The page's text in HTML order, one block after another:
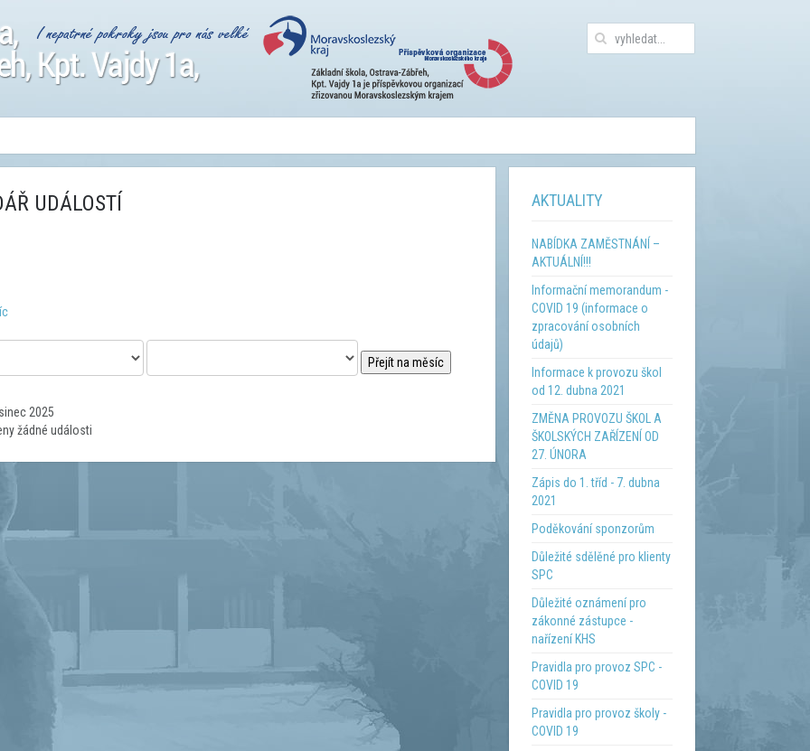
UDÁLOSTÍ
Přejít na měsíc
2025
žádné události
AKTUALITY
NABÍDKA ZAMĚSTNÁNÍ –
AKTUÁLNÍ!!!
Informační memorandum -
COVID 19 (informace o
zpracování osobních
údajů)
Informace k provozu škol
od 12. dubna 2021
ZMĚNA PROVOZU ŠKOL A
ŠKOLSKÝCH ZAŘÍZENÍ OD
27. ÚNORA
Zápis do 1. tříd - 7. dubna
2021
Poděkování sponzorům
Důležité sdělěné pro klienty
SPC
Důležité oznámení pro
zákonné zástupce -
nařízení KHS
Pravidla pro provoz SPC -
COVID 19
Pravidla pro provoz školy -
COVID 19